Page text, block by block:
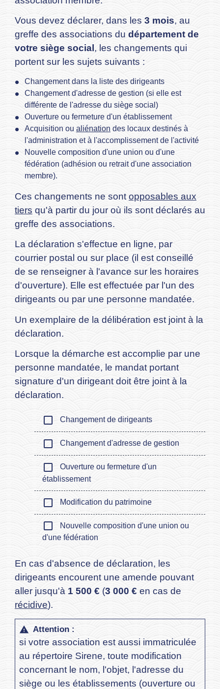
Vous devez déclarer, dans les 3 mois, au
greffe des associations du département de
votre siège social , les changements qui
portent sur les sujets suivants :
Changement dans la liste des dirigeants
Changement d'adresse de gestion (si elle est
différente de l'adresse du siège social)
Ouverture ou fermeture d'un établissement
Acquisition ou aliénation des locaux destinés à
l'administration et à l'accomplissement de l'activité
Nouvelle composition d'une union ou d'une
fédération (adhésion ou retrait d'une association
membre).
Ces changements ne sont opposables aux
tiers qu'à partir du jour où ils sont déclarés au
greffe des associations.
La déclaration s'effectue en ligne, par
courrier postal ou sur place (il est conseillé
de se renseigner à l'avance sur les horaires
d'ouverture). Elle est effectuée par l'un des
dirigeants ou par une personne mandatée.
Un exemplaire de la délibération est joint à la
déclaration.
Lorsque la démarche est accomplie par une
personne mandatée, le mandat portant
signature d'un dirigeant doit être joint à la
déclaration.
check_box_outline_blank Changement de dirigeants
check_box_outline_blank Changement d'adresse de gestion
check_box_outline_blank
Ouverture ou fermeture d'un
établissement
check_box_outline_blank Modification du patrimoine
check_box_outline_blank
Nouvelle composition d'une union ou
d'une fédération
En cas d'absence de déclaration, les
dirigeants encourent une amende pouvant
aller jusqu'à 1 500 € (3 000 € en cas de
récidive).
warning Attention :
si votre association est aussi immatriculée
au répertoire Sirene, toute modification
concernant le nom, l'objet, l'adresse du
siège ou les établissements (ouverture ou